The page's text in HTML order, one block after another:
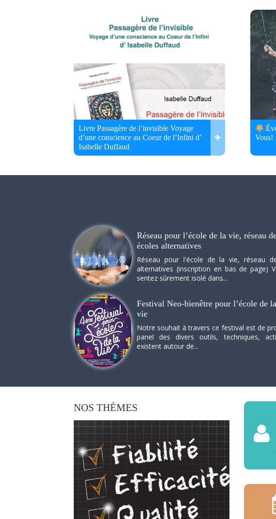
Livre Passagère de l’invisible Voyage
d’une conscience au Coeur de l’Infini d’
Isabelle Duffaud
Vous!
Réseau pour l’école de la vie, réseau
écoles alternatives
Réseau pour l'école de la vie, réseau
alternatives (inscription en bas de page)
sentez sûrement isolé dans...
Festival Neo-bienêtre pour l’école de la
vie
Notre souhait à travers ce festival est de
panel des divers outils, techniques,
existent autour de...
NOS THÈMES